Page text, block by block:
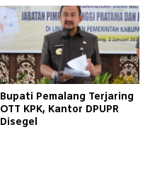
Bupati Pemalang Terjaring
OTT KPK, Kantor DPUPR
Disegel